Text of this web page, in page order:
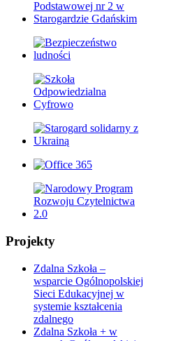
Projekty
Zdalna Szkoła –
wsparcie Ogólnopolskiej
Sieci Edukacyjnej w
systemie kształcenia
zdalnego
Zdalna Szkoła + w